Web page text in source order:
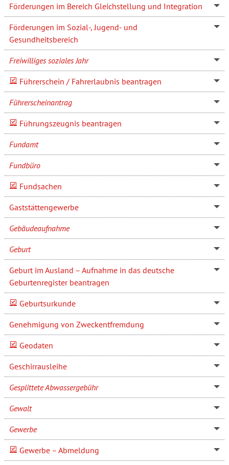
Förderungen im Bereich Gleichstellung und Integration
Förderungen im Sozial-, Jugend- und
Gesundheitsbereich
Freiwilliges soziales Jahr
Führerschein / Fahrerlaubnis beantragen
Führerscheinantrag
Führungszeugnis beantragen
Fundamt
Fundbüro
Fundsachen
Gaststättengewerbe
Gebäudeaufnahme
Geburt
Geburt im Ausland – Aufnahme in das deutsche
Geburtenregister beantragen
Geburtsurkunde
Genehmigung von Zweckentfremdung
Geodaten
Geschirrausleihe
Gesplittete Abwassergebühr
Gewalt
Gewerbe
Gewerbe – Abmeldung